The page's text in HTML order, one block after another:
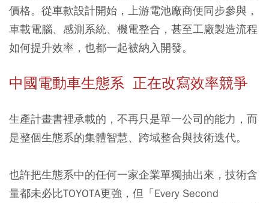
價格。從車款設計開始，上游電池廠商便同步參與，
車載電腦、感測系統、機電整合，甚至工廠製造流程
如何提升效率，也都一起被納入開發。
中國電動車生態系 正在改寫效率競爭
生產計畫書裡承載的，不再只是單一公司的能力，而
是整個生態系的集體智慧、跨域整合與技術迭代。
也許把生態系中的任何一家企業單獨抽出來，技術含
量都未必比TOYOTA更強，但「Every Second